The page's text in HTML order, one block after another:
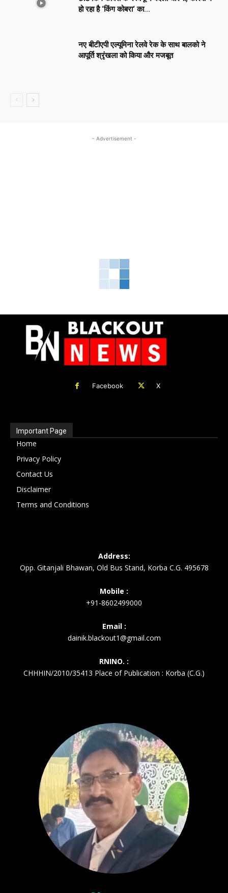
हो रहा है ‘किंग कोबरा‘ का...
नए बीटीएपी एल्यूमिना रेलवे रेक के साथ बालको ने
आपूर्ति श्रृंखला को किया और मजबूत
- Advertisement -
Facebook X
Important Page
Home
Privacy Policy
Contact Us
Disclaimer
Terms and Conditions
Address:
Opp. Gitanjali Bhawan, Old Bus Stand, Korba C.G. 495678
Mobile :
+91-8602499000
Email :
dainik.blackout1@gmail.com
RNINO. :
CHHHIN/2010/35413 Place of Publication : Korba (C.G.)